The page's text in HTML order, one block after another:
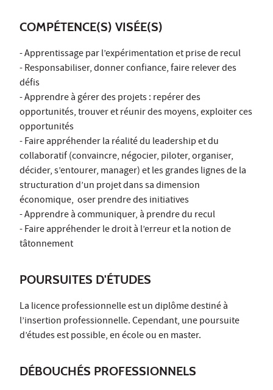
COMPÉTENCE(S) VISÉE(S)
- Apprentissage par l’expérimentation et prise de recul
- Responsabiliser, donner confiance, faire relever des
défis
- Apprendre à gérer des projets : repérer des
opportunités, trouver et réunir des moyens, exploiter ces
opportunités
- Faire appréhender la réalité du leadership et du
collaboratif (convaincre, négocier, piloter, organiser,
décider, s’entourer, manager) et les grandes lignes de la
structuration d’un projet dans sa dimension
économique, oser prendre des initiatives
- Apprendre à communiquer, à prendre du recul
- Faire appréhender le droit à l’erreur et la notion de
tâtonnement
POURSUITES D'ÉTUDES
La licence professionnelle est un diplôme destiné à
l’insertion professionnelle. Cependant, une poursuite
d’études est possible, en école ou en master.
DÉBOUCHÉS PROFESSIONNELS